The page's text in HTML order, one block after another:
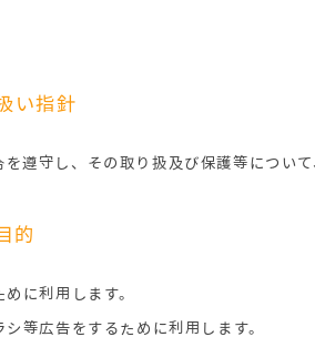
い指針
遵守し、その取り扱及び保護等につい
的
に利用します。
等広告をするために利用します。